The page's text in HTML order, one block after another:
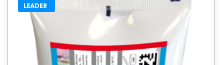
LEADER